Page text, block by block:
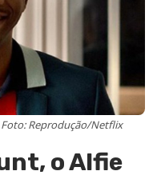
Reprodução/Netflix
o Alfie